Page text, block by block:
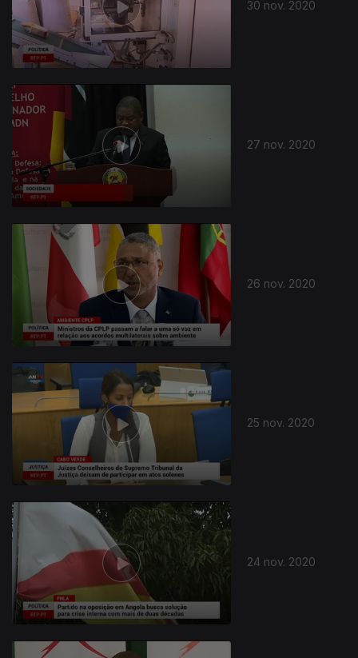
30 nov. 2020
27 nov. 2020
26 nov. 2020
25 nov. 2020
24 nov. 2020